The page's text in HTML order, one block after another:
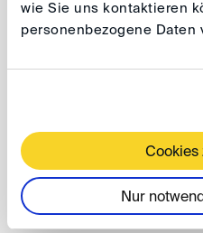
wie Sie uns kontaktieren
personenbezogene Daten
Cookies
Nur
Bitte senden Sie Ihre
Redaktion.
Zu jeder Ausgabe erfolgt
Auswahl der Beiträge.
vorliegt und von der
ist, erhalten Sie eine